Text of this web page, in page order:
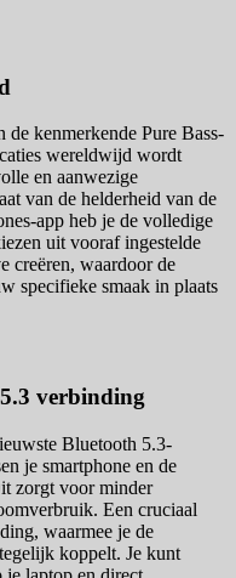
kenmerkende Pure Bass-
wereldwijd wordt
en aanwezige
van de helderheid van de
app heb je de volledige
uit vooraf ingestelde
creëren, waardoor de
specifieke smaak in plaats
verbinding
Bluetooth 5.3-
je smartphone en de
zorgt voor minder
Een cruciaal
waarmee je de
koppelt. Je kunt